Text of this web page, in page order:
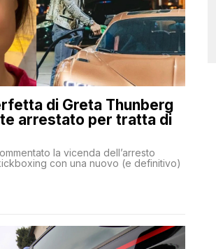
di Greta Thunberg
arrestato per tratta di
la vicenda dell’arresto
con una nuovo (e definitivo)